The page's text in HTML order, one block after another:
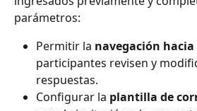
parámetros:
Permitir la navegación
participantes revisen y
respuestas.
Configurar la plantilla de